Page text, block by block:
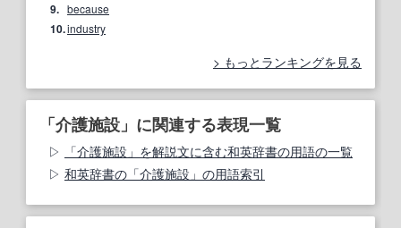
9. because
10.industry
もっとランキングを見る
「介護施設」に関連する表現一覧
「介護施設」を解説文に含む和英辞書の用語の一覧
和英辞書の「介護施設」の用語索引